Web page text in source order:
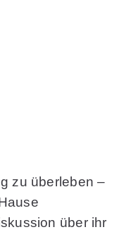
zu überleben –
über ihr